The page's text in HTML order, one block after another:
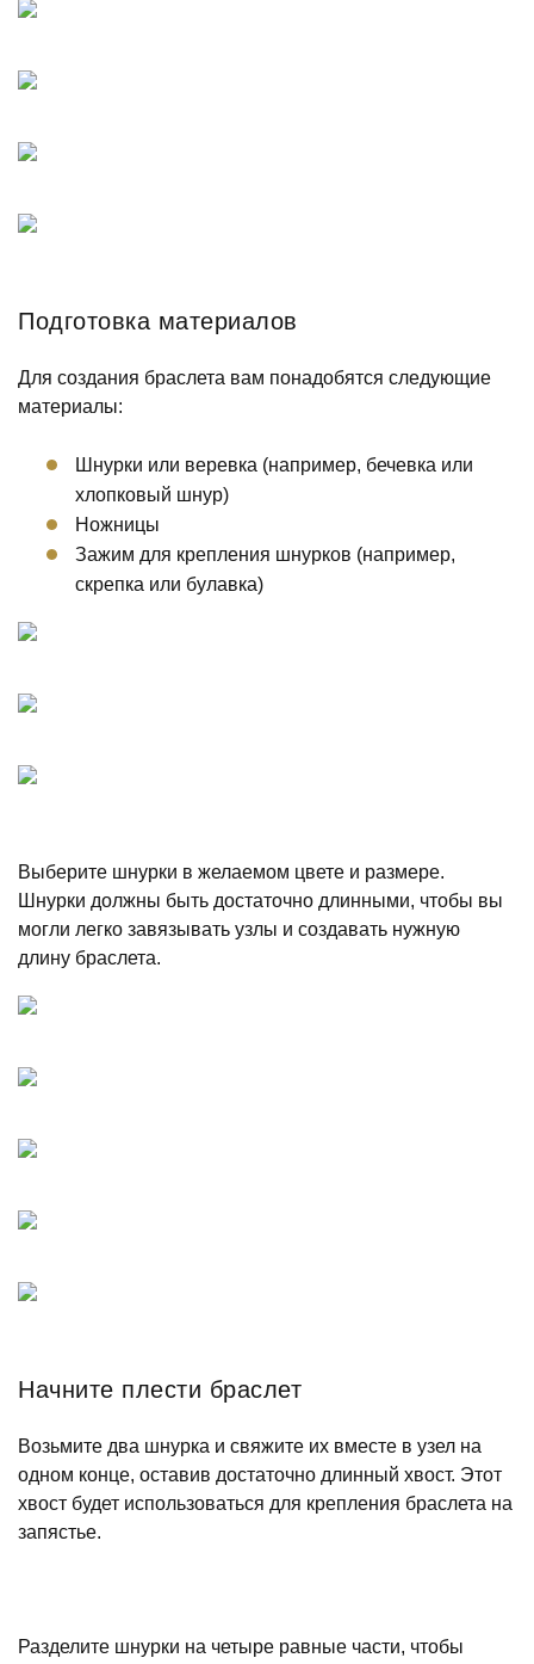
Подготовка материалов
Для создания браслета вам понадобятся следующие
материалы:
Шнурки или веревка (например, бечевка или
хлопковый шнур)
Ножницы
Зажим для крепления шнурков (например,
скрепка или булавка)
Выберите шнурки в желаемом цвете и размере.
Шнурки должны быть достаточно длинными, чтобы вы
могли легко завязывать узлы и создавать нужную
длину браслета.
Начните плести браслет
Возьмите два шнурка и свяжите их вместе в узел на
одном конце, оставив достаточно длинный хвост. Этот
хвост будет использоваться для крепления браслета на
запястье.
Разделите шнурки на четыре равные части, чтобы